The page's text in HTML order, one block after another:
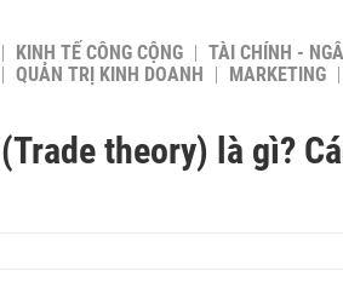
KINH TẾ CÔNG CỘNG TÀI CHÍNH -
QUẢN TRỊ KINH DOANH MARKETING
theory) là gì?